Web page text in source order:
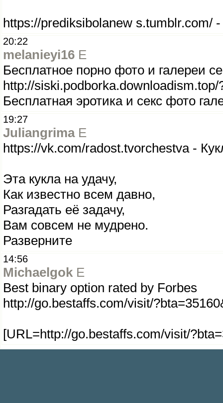
https://prediksibolanew s.tumblr.com/
20:22
melanieyi16 E
Бесплатное порно фото и галереи
http://
Бесплатная эротика и секс фото
19:27
Juliangrima E
https://vk.com/radost.tvorchestva -
Эта кукла на удачу,
Как известно всем давно,
Разгадать её задачу,
Вам совсем не мудрено.
Разверните
14:56
Michaelgok E
Best binary option rated by Forbes
http://go.bestaffs.com/visit/
[URL=http://go.bestaffs.com/visit/